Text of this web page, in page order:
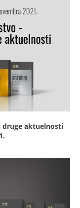
druge aktuelnosti